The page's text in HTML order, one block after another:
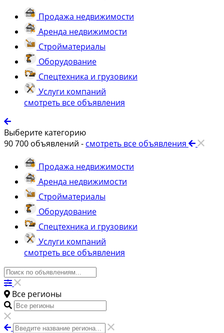
Продажа недвижимости
Аренда недвижимости
Стройматериалы
Оборудование
Спецтехника и грузовики
Услуги компаний
смотреть все объявления
Выберите категорию
90 700 объявлений - смотреть все объявления
Продажа недвижимости
Аренда недвижимости
Стройматериалы
Оборудование
Спецтехника и грузовики
Услуги компаний
смотреть все объявления
Все регионы